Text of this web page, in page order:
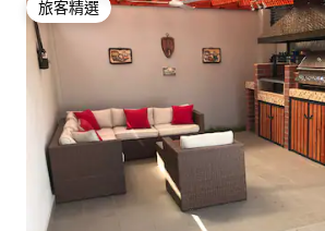
旅客精選
旅客精選